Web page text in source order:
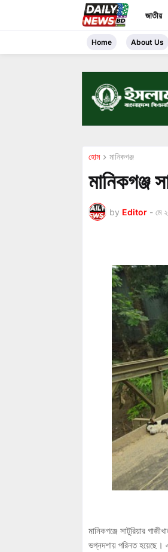
জাতীয়
Home About Us
হোম মানিকগঞ্জ
মানিকগঞ্জ
by Editor - মে
মানিকগঞ্জে সাটুরিয়ার
ভগ্নদশায় পরিনত হয়েছে।